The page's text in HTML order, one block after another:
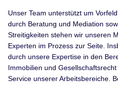
Unser Team unterstützt um
durch Beratung und Mediation
Streitigkeiten stehen wir unseren
Experten im Prozess zur Seite.
durch unsere Expertise in den
Immobilien und
Service unserer Arbeitsbereiche.